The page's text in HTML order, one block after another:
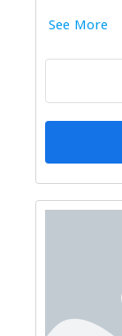
See More